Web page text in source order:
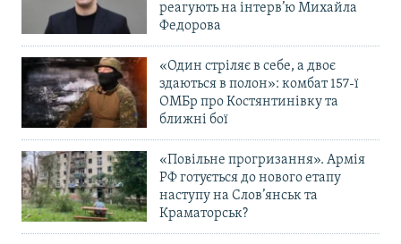
реагують на інтерв’ю Михайла
Федорова
«Один стріляє в себе, а двоє
здаються в полон»: комбат 157-ї
ОМБр про Костянтинівку та
ближні бої
«Повільне прогризання». Армія
РФ готується до нового етапу
наступу на Слов’янськ та
Краматорськ?